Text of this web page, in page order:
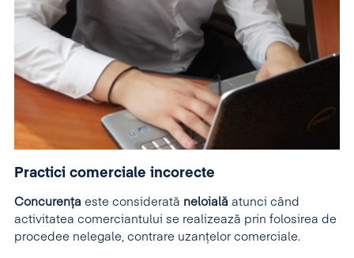
Practici comerciale incorecte
Concurența este considerată neloială atunci când
activitatea comerciantului se realizează prin folosirea de
procedee nelegale, contrare uzanțelor comerciale.